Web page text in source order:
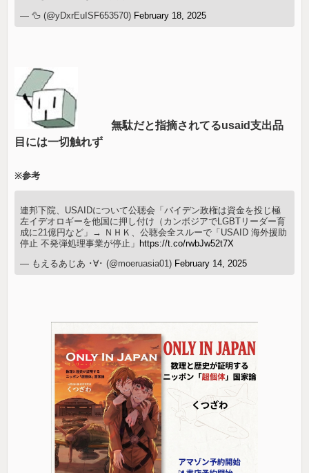
— 🦆 (@yDxrEuISF653570) February 18, 2025
無駄だと指摘されてるusaid支出品
目には一切触れず
※参考
連邦下院、USAIDについて公聴会「バイデン政権は資金を投じ極
左イデオロギーを他国に押し付け（カンボジアでLGBTリーダー育
成に21億円など」→ ＮＨＫ、公聴会全スルーで「USAID 海外援助
停止 不発弾処理事業が停止」 https://t.co/rwbJw52t7X
— もえるあじあ ･∀･ (@moeruasia01) February 14, 2025